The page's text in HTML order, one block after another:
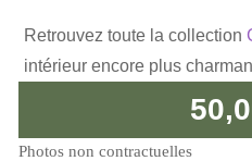
Retrouvez toute la collection
intérieur encore plus
Photos non contractuelles